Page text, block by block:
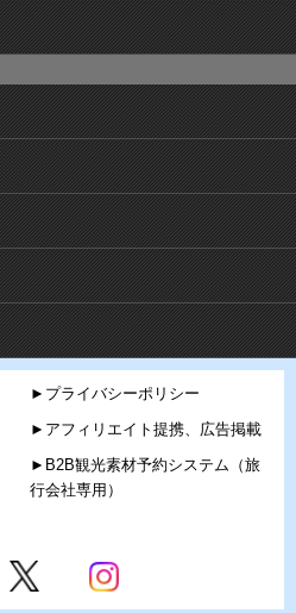
►プライバシーポリシー
►アフィリエイト提携、広告掲載
►B2B観光素材予約システム（旅
行会社専用）